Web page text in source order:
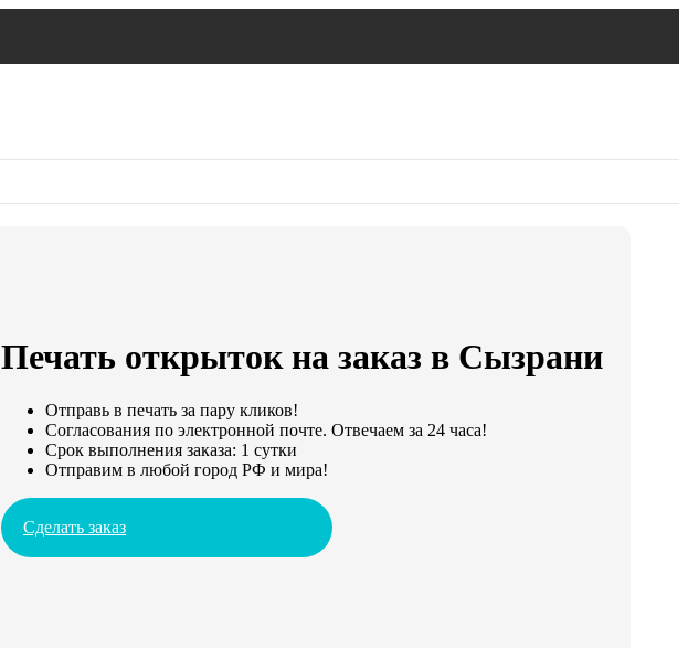
Печать открыток на заказ в Сызрани
Отправь в печать за пару кликов!
Согласования по электронной почте. Отвечаем за 24 часа!
Срок выполнения заказа: 1 сутки
Отправим в любой город РФ и мира!
Сделать заказ